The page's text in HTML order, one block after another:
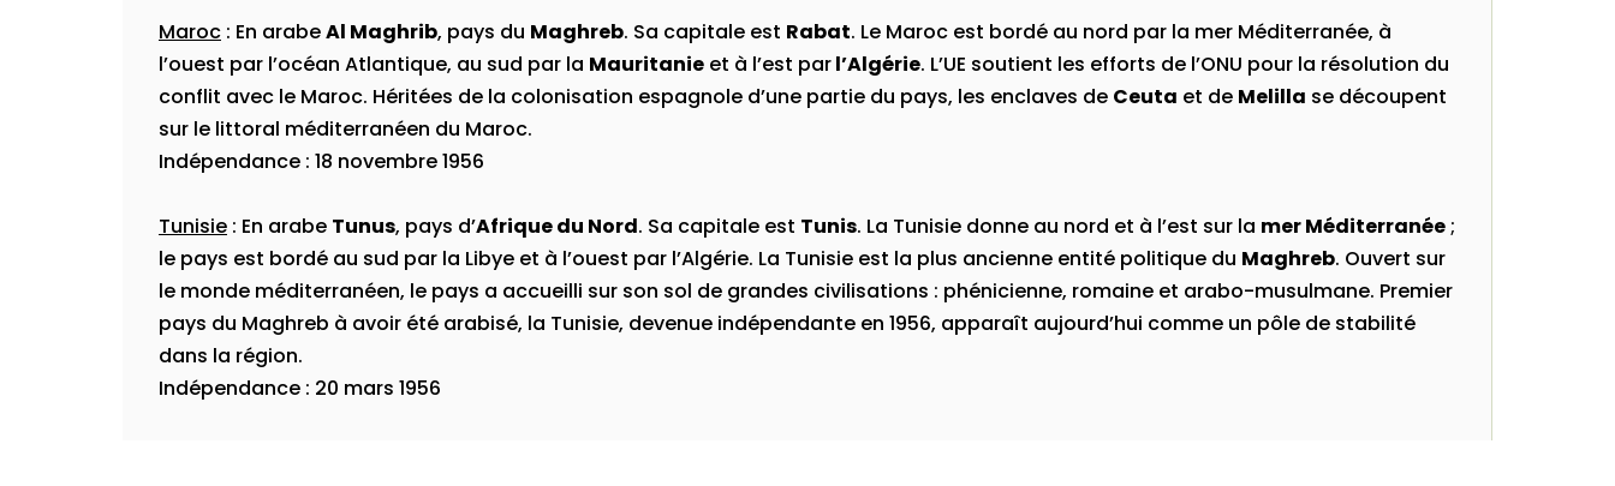
Maroc : En arabeAl Maghrib, pays du Maghreb. Sa capitale est Rabat. Le Maroc est bordé au nord par la mer Méditerranée, à
l’ouest par l’océan Atlantique, au sud par la Mauritanie et à l’est parl’Algérie. L’UE soutient les efforts de l’ONU pour la résolution du
conflit avec le Maroc. Héritées de la colonisation espagnole d’une partie du pays, les enclaves de Ceuta et de Melilla se découpent
sur le littoral méditerranéen du Maroc.
Indépendance : 18 novembre 1956
Tunisie : En arabe Tunus, pays d’Afrique du Nord. Sa capitale est Tunis. La Tunisie donne au nord et à l’est sur la mer Méditerranée;
le pays est bordé au sud par la Libye et à l’ouest par l’Algérie. La Tunisie est la plus ancienne entité politique du Maghreb. Ouvert sur
le monde méditerranéen, le pays a accueilli sur son sol de grandes civilisations : phénicienne, romaine et arabo-musulmane. Premier
pays du Maghreb à avoir été arabisé, la Tunisie, devenue indépendante en 1956, apparaît aujourd’hui comme un pôle de stabilité
dans la région.
Indépendance : 20 mars 1956